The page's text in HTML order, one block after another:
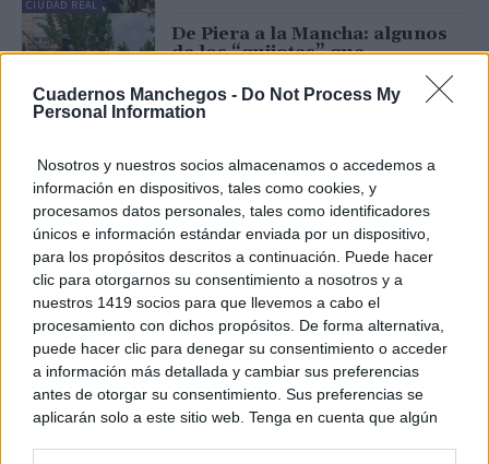
Cuadernos Manchegos - Do Not Process My
Personal Information
Nosotros y nuestros socios almacenamos o accedemos a
información en dispositivos, tales como cookies, y
procesamos datos personales, tales como identificadores
únicos e información estándar enviada por un dispositivo,
para los propósitos descritos a continuación. Puede hacer
clic para otorgarnos su consentimiento a nosotros y a
nuestros 1419 socios para que llevemos a cabo el
procesamiento con dichos propósitos. De forma alternativa,
puede hacer clic para denegar su consentimiento o acceder
a información más detallada y cambiar sus preferencias
antes de otorgar su consentimiento. Sus preferencias se
aplicarán solo a este sitio web. Tenga en cuenta que algún
CIUDAD REAL
De Piera a la Mancha: algunos
de los “quijotes” que
escribieron el manuscrito más
grande del mundo regresan a
sus raíces… ¡Treinta años
CIUDAD REAL
Don Quijote y Sancho Panza
juegan en casa en su camino
hacia la declaración de su
legado como Patrimonio
Cultural de la Humanidad
23/04/2026
OPINIÓN
Cervantes y Shakespeare
murieron el mismo día, pero en
distintos calendarios
18/04/2026
La Diputación y el